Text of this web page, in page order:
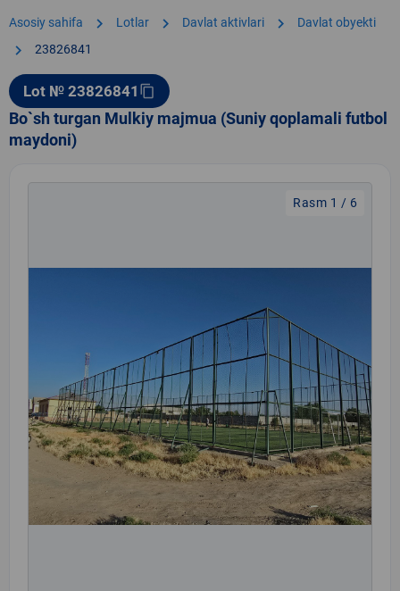
Asosiy sahifa chevron_right Lotlar chevron_right Davlat aktivlari chevron_right Davlat obyekti
chevron_right 23826841
Lot № 23826841 content_copy
Bo`sh turgan Mulkiy majmua (Suniy qoplamali futbol
maydoni)
Rasm 1 / 6